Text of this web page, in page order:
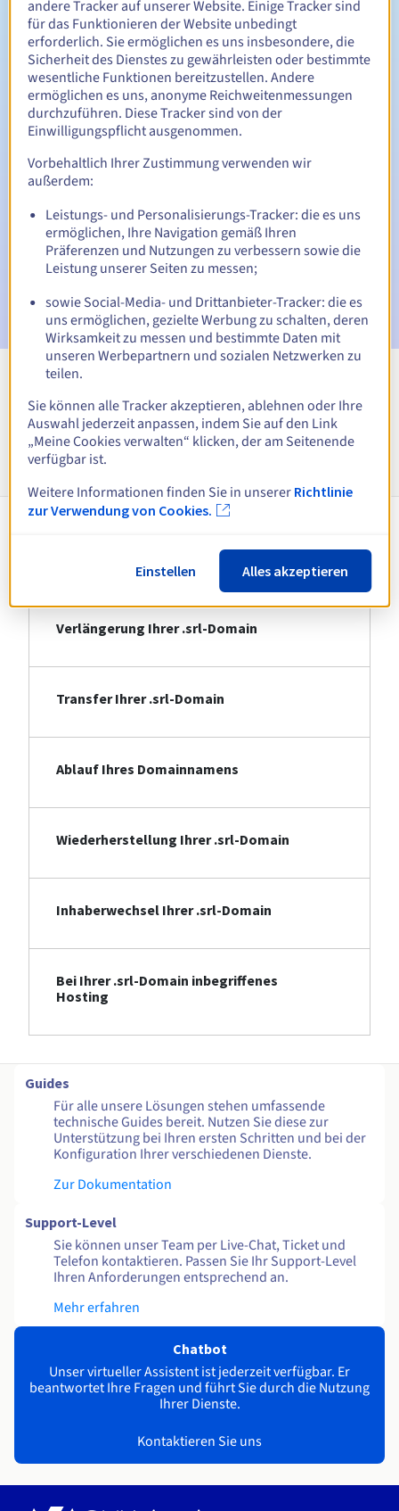
Rückgewinnungsfrist 30 Tage
Automatische Benachrichtigungen:
Warn-E-Mails: 60, 30, 15, 7 und 3 Tage vor dem
Ablaufdatum
E-Mail am Ablaufdatumzur Benachrichtigung über die
Sperrung des Domainnamens
E-Mail nach Ablauf der Rückgewinnungsfrist
Benachrichtigung über die Löschung des Domainnamens
Informationen zu .srl
Registrierung Ihrer .srl-Domain
Verlängerung Ihrer .srl-Domain
Transfer Ihrer .srl-Domain
Ablauf Ihres Domainnamens
Wiederherstellung Ihrer .srl-Domain
Inhaberwechsel Ihrer .srl-Domain
Bei Ihrer .srl-Domain inbegriffenes
Hosting
Guides
Für alle unsere Lösungen stehen umfassende
technische Guides bereit. Nutzen Sie diese zur
Unterstützung bei Ihren ersten Schritten und bei der
Konfiguration Ihrer verschiedenen Dienste.
Zur Dokumentation
Support-Level
Sie können unser Team per Live-Chat, Ticket und
Telefon kontaktieren. Passen Sie Ihr Support-Level
Ihren Anforderungen entsprechend an.
Mehr erfahren
Chatbot
Unser virtueller Assistent ist jederzeit verfügbar. Er
beantwortet Ihre Fragen und führt Sie durch die Nutzung
Ihrer Dienste.
Kontaktieren Sie uns
andere Tracker auf unserer Website. Einige Tracker sind
für das Funktionieren der Website unbedingt
erforderlich. Sie ermöglichen es uns insbesondere, die
Sicherheit des Dienstes zu gewährleisten oder bestimmte
wesentliche Funktionen bereitzustellen. Andere
ermöglichen es uns, anonyme Reichweitenmessungen
durchzuführen. Diese Tracker sind von der
Einwilligungspflicht ausgenommen.
Vorbehaltlich Ihrer Zustimmung verwenden wir
außerdem:
Leistungs- und Personalisierungs-Tracker: die es uns
ermöglichen, Ihre Navigation gemäß Ihren
Präferenzen und Nutzungen zu verbessern sowie die
Leistung unserer Seiten zu messen;
sowie Social-Media- und Drittanbieter-Tracker: die es
uns ermöglichen, gezielte Werbung zu schalten, deren
Wirksamkeit zu messen und bestimmte Daten mit
unseren Werbepartnern und sozialen Netzwerken zu
teilen.
Sie können alle Tracker akzeptieren, ablehnen oder Ihre
Auswahl jederzeit anpassen, indem Sie auf den Link
„Meine Cookies verwalten“ klicken, der am Seitenende
verfügbar ist.
Weitere Informationen finden Sie in unserer Richtlinie
zur Verwendung von Cookies.
Einstellen Alles akzeptieren